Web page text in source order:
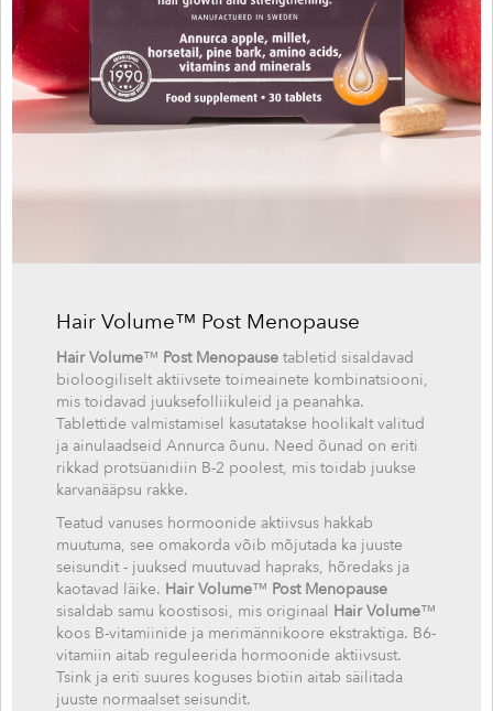
Hair Volume™ Post Menopause
Hair Volume™ Post Menopause tabletid sisaldavad
bioloogiliselt aktiivsete toimeainete kombinatsiooni,
mis toidavad juuksefolliikuleid ja peanahka.
Tablettide valmistamisel kasutatakse hoolikalt valitud
ja ainulaadseid Annurca õunu. Need õunad on eriti
rikkad protsüanidiin B-2 poolest, mis toidab juukse
karvanääpsu rakke.
Teatud vanuses hormoonide aktiivsus hakkab
muutuma, see omakorda võib mõjutada ka juuste
seisundit - juuksed muutuvad hapraks, hõredaks ja
kaotavad läike. Hair Volume™ Post Menopause
sisaldab samu koostisosi, mis originaal Hair Volume™
koos B-vitamiinide ja merimännikoore ekstraktiga. B6-
vitamiin aitab reguleerida hormoonide aktiivsust.
Tsink ja eriti suures koguses biotiin aitab säilitada
juuste normaalset seisundit.